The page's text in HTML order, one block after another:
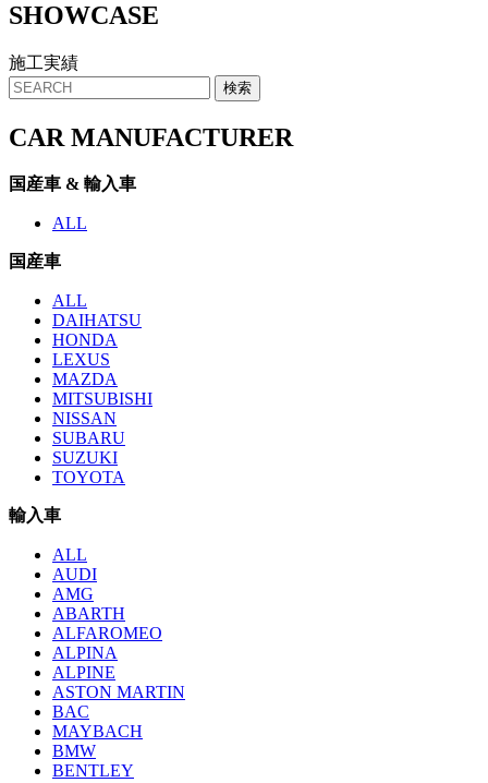
SHOWCASE
施工実績
CAR MANUFACTURER
国産車 & 輸入車
ALL
国産車
ALL
DAIHATSU
HONDA
LEXUS
MAZDA
MITSUBISHI
NISSAN
SUBARU
SUZUKI
TOYOTA
輸入車
ALL
AUDI
AMG
ABARTH
ALFAROMEO
ALPINA
ALPINE
ASTON MARTIN
BAC
MAYBACH
BMW
BENTLEY